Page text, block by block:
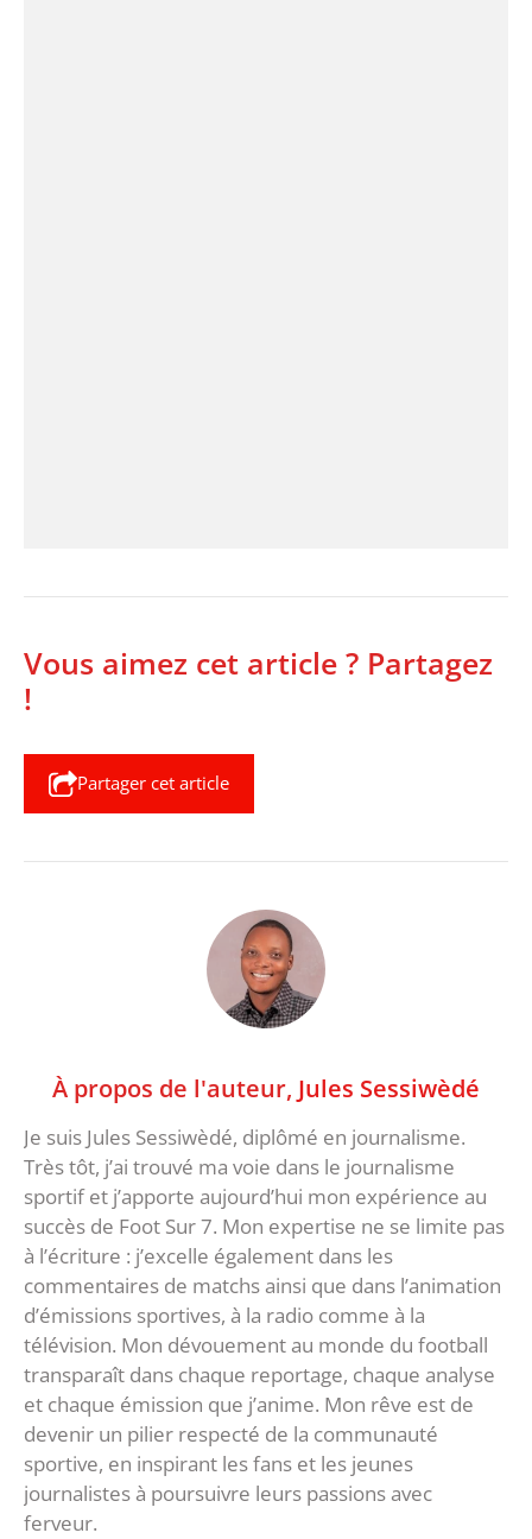
Vous aimez cet article ? Partagez
!
Partager cet article
À propos de l'auteur, Jules Sessiwèdé
Je suis Jules Sessiwèdé, diplômé en journalisme.
Très tôt, j’ai trouvé ma voie dans le journalisme
sportif et j’apporte aujourd’hui mon expérience au
succès de Foot Sur 7. Mon expertise ne se limite pas
à l’écriture : j’excelle également dans les
commentaires de matchs ainsi que dans l’animation
d’émissions sportives, à la radio comme à la
télévision. Mon dévouement au monde du football
transparaît dans chaque reportage, chaque analyse
et chaque émission que j’anime. Mon rêve est de
devenir un pilier respecté de la communauté
sportive, en inspirant les fans et les jeunes
journalistes à poursuivre leurs passions avec
ferveur.